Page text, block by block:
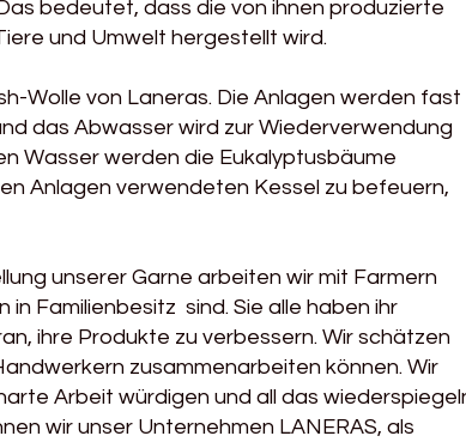
bedeutet, dass die von ihnen produzierte
und Umwelt hergestellt wird.
Wolle von Laneras. Die Anlagen werden fast
das Abwasser wird zur Wiederverwendung
Wasser werden die Eukalyptusbäume
Anlagen verwendeten Kessel zu befeuern,
unserer Garne arbeiten wir mit Farmern
Familienbesitz sind. Sie alle haben ihr
ihre Produkte zu verbessern. Wir schätzen
zusammenarbeiten können. Wir
Arbeit würdigen und all das
wir unser Unternehmen LANERAS, als